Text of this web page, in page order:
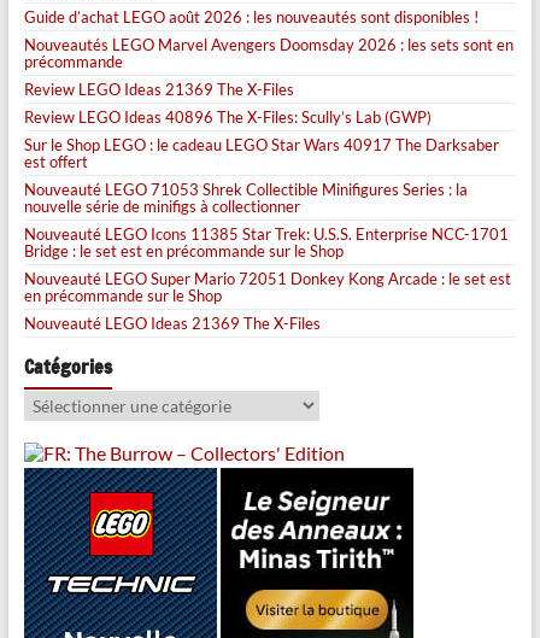
Guide d’achat LEGO août 2026 : les nouveautés sont disponibles !
Nouveautés LEGO Marvel Avengers Doomsday 2026 : les sets sont en
précommande
Review LEGO Ideas 21369 The X-Files
Review LEGO Ideas 40896 The X-Files: Scully’s Lab (GWP)
Sur le Shop LEGO : le cadeau LEGO Star Wars 40917 The Darksaber
est offert
Nouveauté LEGO 71053 Shrek Collectible Minifigures Series : la
nouvelle série de minifigs à collectionner
Nouveauté LEGO Icons 11385 Star Trek: U.S.S. Enterprise NCC-1701
Bridge : le set est en précommande sur le Shop
Nouveauté LEGO Super Mario 72051 Donkey Kong Arcade : le set est
en précommande sur le Shop
Nouveauté LEGO Ideas 21369 The X-Files
Catégories
Catégories